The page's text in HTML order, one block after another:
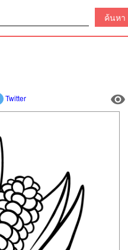
Twitter